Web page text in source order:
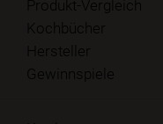
Produkt-Vergleich
Kochbücher
Hersteller
Gewinnspiele